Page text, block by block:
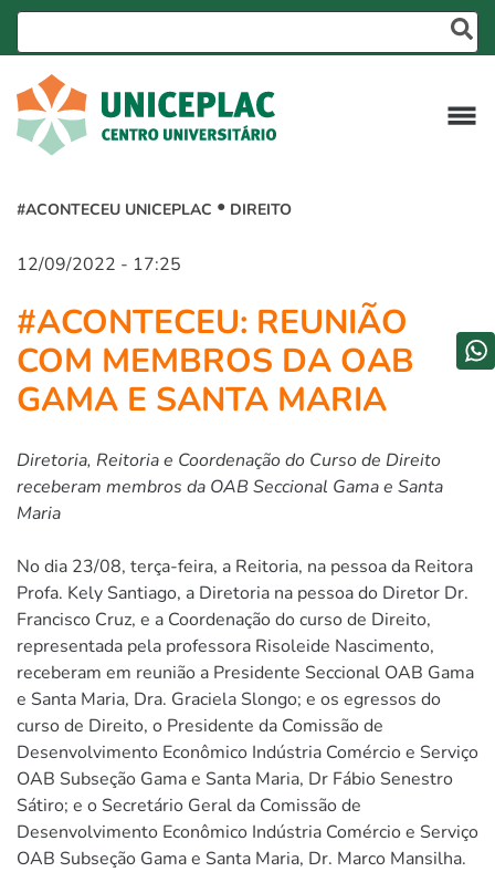
#ACONTECEU UNICEPLAC DIREITO
12/09/2022 - 17:25
#ACONTECEU: REUNIÃO
COM MEMBROS DA OAB
GAMA E SANTA MARIA
Diretoria, Reitoria e Coordenação do Curso de Direito
receberam membros da OAB Seccional Gama e Santa
Maria
No dia 23/08, terça-feira, a Reitoria, na pessoa da Reitora
Profa. Kely Santiago, a Diretoria na pessoa do Diretor Dr.
Francisco Cruz, e a Coordenação do curso de Direito,
representada pela professora Risoleide Nascimento,
receberam em reunião a Presidente Seccional OAB Gama
e Santa Maria, Dra. Graciela Slongo; e os egressos do
curso de Direito, o Presidente da Comissão de
Desenvolvimento Econômico Indústria Comércio e Serviço
OAB Subseção Gama e Santa Maria, Dr Fábio Senestro
Sátiro; e o Secretário Geral da Comissão de
Desenvolvimento Econômico Indústria Comércio e Serviço
OAB Subseção Gama e Santa Maria, Dr. Marco Mansilha.